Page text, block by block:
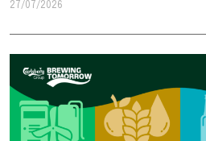
27/07/2026